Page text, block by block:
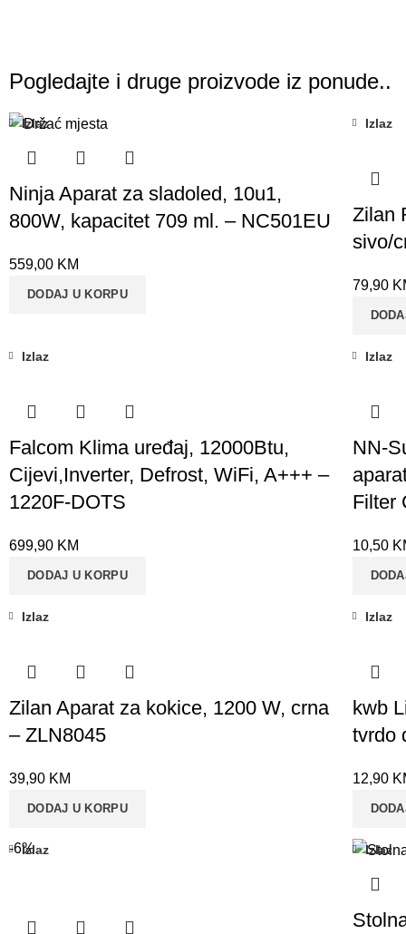
Pogledajte i druge proizvode iz ponude..
Izlaz
Ninja Aparat za sladoled, 10u1,
800W, kapacitet 709 ml. – NC501EU
559,00 KM
DODAJ U KORPU
Izlaz
Zilan
sivo/
79,90
Izlaz
Falcom Klima uređaj, 12000Btu,
Cijevi,Inverter, Defrost, WiFi, A+++ –
1220F-DOTS
699,90 KM
DODAJ U KORPU
Izlaz
NN-
Filter
10,50
Izlaz
Zilan Aparat za kokice, 1200 W, crna
– ZLN8045
39,90 KM
DODAJ U KORPU
Izlaz
kwb
tvrdo
12,90
-6%Izlaz Izlaz